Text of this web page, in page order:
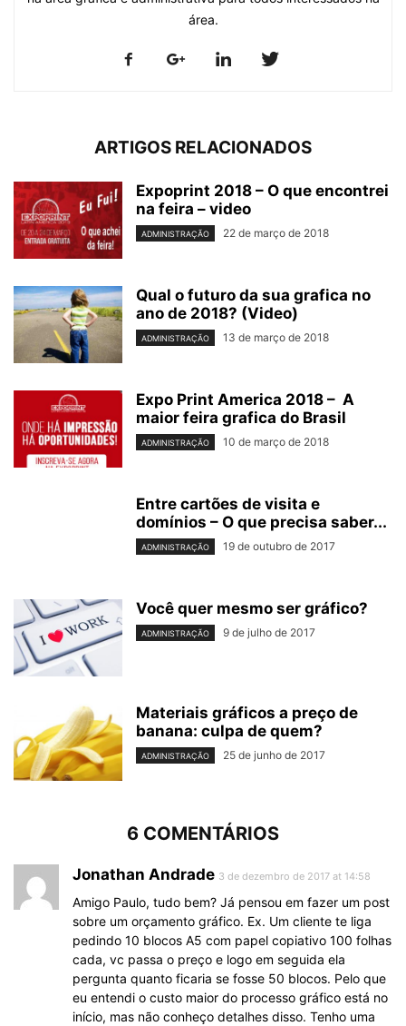
área.
ARTIGOS RELACIONADOS
Expoprint 2018 – O que encontrei
na feira – video
ADMINISTRAÇÃO 22 de março de 2018
Qual o futuro da sua grafica no
ano de 2018? (Video)
ADMINISTRAÇÃO 13 de março de 2018
Expo Print America 2018 – A
maior feira grafica do Brasil
ADMINISTRAÇÃO 10 de março de 2018
Entre cartões de visita e
domínios – O que precisa saber...
ADMINISTRAÇÃO 19 de outubro de 2017
Você quer mesmo ser gráfico?
ADMINISTRAÇÃO 9 de julho de 2017
Materiais gráficos a preço de
banana: culpa de quem?
ADMINISTRAÇÃO 25 de junho de 2017
6 COMENTÁRIOS
Jonathan Andrade 3 de dezembro de 2017 at 14:58
Amigo Paulo, tudo bem? Já pensou em fazer um post
sobre um orçamento gráfico. Ex. Um cliente te liga
pedindo 10 blocos A5 com papel copiativo 100 folhas
cada, vc passa o preço e logo em seguida ela
pergunta quanto ficaria se fosse 50 blocos. Pelo que
eu entendi o custo maior do processo gráfico está no
início, mas não conheço detalhes disso. Tenho uma